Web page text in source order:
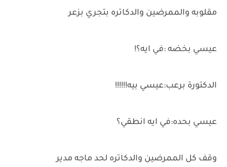
مقلوبه والممرضين والدكاتره بتجري بزعر
عيسي بخضه :في ايه؟!
الدكتورة برعب:عيسي بيه!!!!!!
عيسي بحده:في ايه انطقي؟
وقف كل الممرضين والدكاتره لحد ماجه مدير